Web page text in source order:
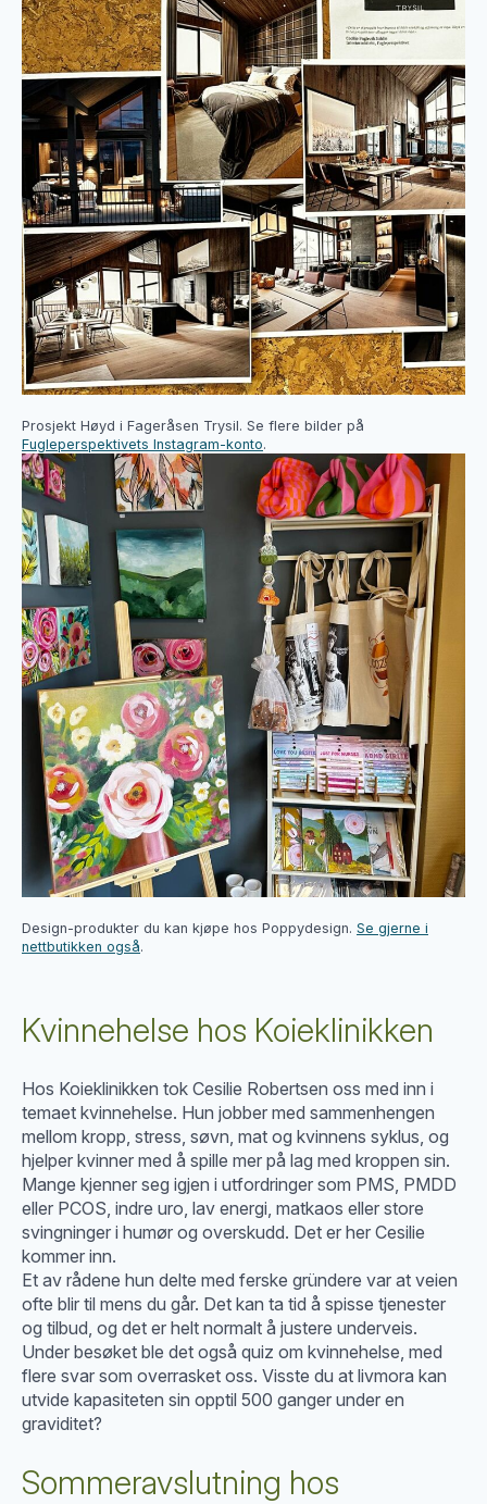
Prosjekt Høyd i Fageråsen Trysil. Se flere bilder på
Fugleperspektivets Instagram-konto.
Design-produkter du kan kjøpe hos Poppydesign. Se gjerne i
nettbutikken også.
Kvinnehelse hos Koieklinikken
Hos Koieklinikken tok Cesilie Robertsen oss med inn i
temaet kvinnehelse. Hun jobber med sammenhengen
mellom kropp, stress, søvn, mat og kvinnens syklus, og
hjelper kvinner med å spille mer på lag med kroppen sin.
Mange kjenner seg igjen i utfordringer som PMS, PMDD
eller PCOS, indre uro, lav energi, matkaos eller store
svingninger i humør og overskudd. Det er her Cesilie
kommer inn.
Et av rådene hun delte med ferske gründere var at veien
ofte blir til mens du går. Det kan ta tid å spisse tjenester
og tilbud, og det er helt normalt å justere underveis.
Under besøket ble det også quiz om kvinnehelse, med
flere svar som overrasket oss. Visste du at livmora kan
utvide kapasiteten sin opptil 500 ganger under en
graviditet?
Sommeravslutning hos